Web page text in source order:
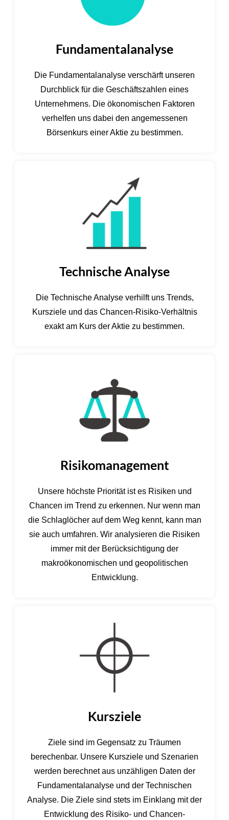
Fundamentalanalyse
Die Fundamentalanalyse verschärft unseren
Durchblick für die Geschäftszahlen eines
Unternehmens. Die ökonomischen Faktoren
verhelfen uns dabei den angemessenen
Börsenkurs einer Aktie zu bestimmen.
Technische Analyse
Die Technische Analyse verhilft uns Trends,
Kursziele und das Chancen-Risiko-Verhältnis
exakt am Kurs der Aktie zu bestimmen.
Risikomanagement
Unsere höchste Priorität ist es Risiken und
Chancen im Trend zu erkennen. Nur wenn man
die Schlaglöcher auf dem Weg kennt, kann man
sie auch umfahren. Wir analysieren die Risiken
immer mit der Berücksichtigung der
makroökonomischen und geopolitischen
Entwicklung.
Kursziele
Ziele sind im Gegensatz zu Träumen
berechenbar. Unsere Kursziele und Szenarien
werden berechnet aus unzähligen Daten der
Fundamentalanalyse und der Technischen
Analyse. Die Ziele sind stets im Einklang mit der
Entwicklung des Risiko- und Chancen-